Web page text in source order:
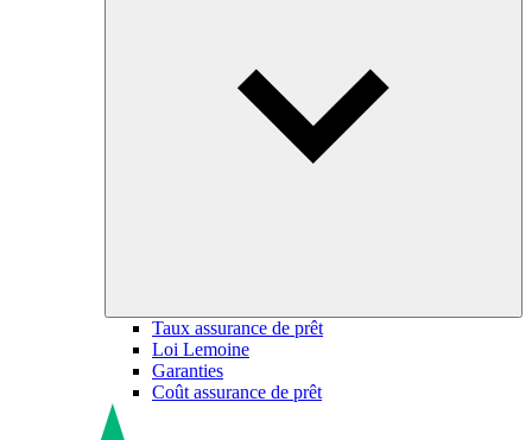
Taux assurance de prêt
Loi Lemoine
Garanties
Coût assurance de prêt